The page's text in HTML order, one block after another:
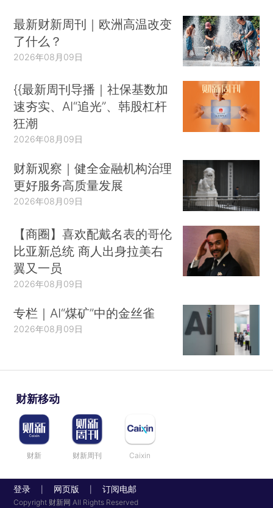
专著和期刊文章
Becker， G.S.， & Becker， G.N.
（1998）.The Economics of Life. New York，
NY： McGraw-Hill Education.
Bowman， M.J.（1980）.On Theodore
Scandinavian Journal of Economics， 82， 80-
107.
Clark， J.B.（1886）.The Philosophy of
Wealth.Washington， DC： BiblioLife.
Clark， J.B.（1899）.The Distribution of
Wealth.New York， NY： Macmillan.
Coase， R.（1960）.The Problem of Social
Cost.The Journal of Law and Economics， 3，
Commons， J.R.（1934）.Institutional
Deaton， A.（2015）.The Great Escape：
Health， Wealth， and the Origins of
Inequality.Princeton， NJ： Princeton University
Friedman， M.（1962）.Capitalism and
最新财新周刊｜欧洲高温改变
了什么？
2026年08月09日
{{最新周刊导播｜社保基数加
速夯实、AI“追光”、韩股杠杆
狂潮
2026年08月09日
财新观察｜健全金融机构治理
更好服务高质量发展
2026年08月09日
【商圈】喜欢配戴名表的哥伦
比亚新总统 商人出身拉美右
翼又一员
2026年08月09日
专栏｜AI“煤矿”中的金丝雀
2026年08月09日
财新移动
财新 财新周刊 Caixin
登录 网页版 订阅电邮
Copyright 财新网 All Rights Reserved